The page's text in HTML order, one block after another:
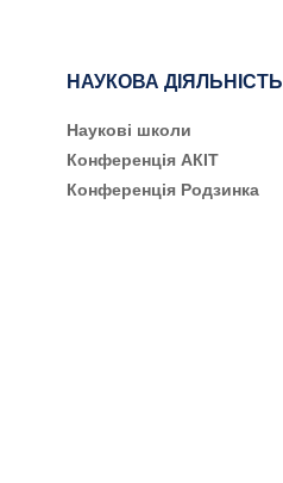
НАУКОВА ДІЯЛЬНІСТЬ
Наукові школи
Конференція АКІТ
Конференція Родзинка